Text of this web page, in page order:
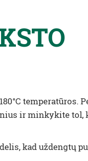
temperatūros.
ir minkykite tol,
kad uždengtų